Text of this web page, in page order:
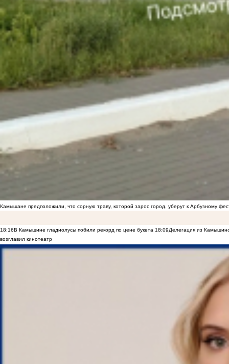
Камышане предположили, что сорную траву, которой зарос город, уберут к Арбузному
18:16В Камышине гладиолусы побили рекорд по цене букета 18:09Делегация из
возглавил кинотеатр